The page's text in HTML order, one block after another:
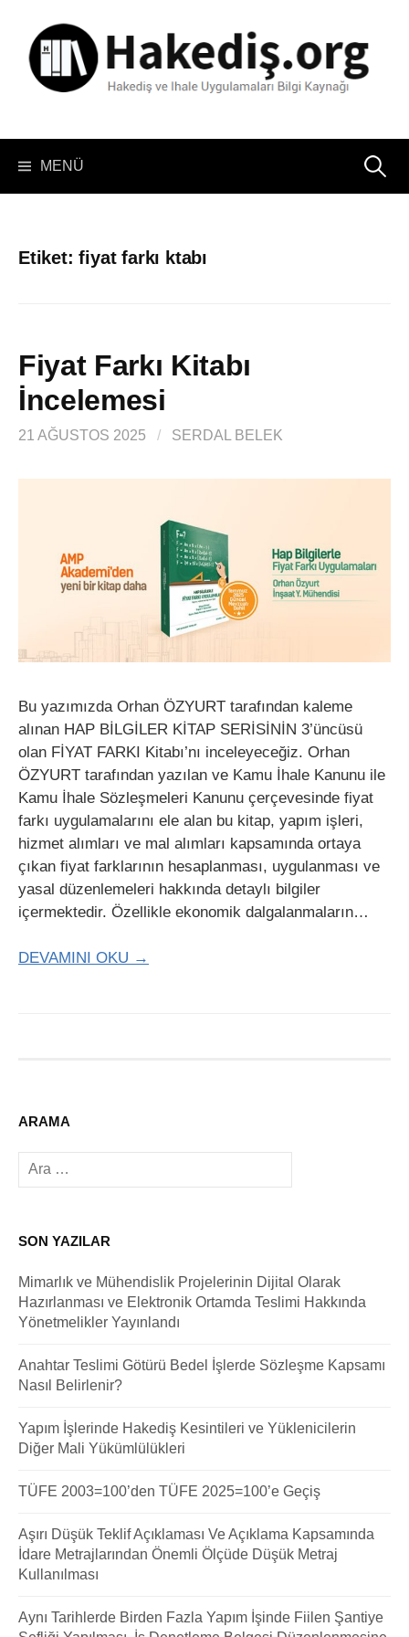
MENÜ Arama:
Etiket:fiyat farkı ktabı
Fiyat Farkı Kitabı
İncelemesi
21 AĞUSTOS 2025 / SERDAL BELEK
Bu yazımızda Orhan ÖZYURT tarafından kaleme
alınan HAP BİLGİLER KİTAP SERİSİNİN 3’üncüsü
olan FİYAT FARKI Kitabı’nı inceleyeceğiz. Orhan
ÖZYURT tarafından yazılan ve Kamu İhale Kanunu ile
Kamu İhale Sözleşmeleri Kanunu çerçevesinde fiyat
farkı uygulamalarını ele alan bu kitap, yapım işleri,
hizmet alımları ve mal alımları kapsamında ortaya
çıkan fiyat farklarının hesaplanması, uygulanması ve
yasal düzenlemeleri hakkında detaylı bilgiler
içermektedir. Özellikle ekonomik dalgalanmaların…
DEVAMINI OKU →
ARAMA
Arama:
SON YAZILAR
Mimarlık ve Mühendislik Projelerinin Dijital Olarak
Hazırlanması ve Elektronik Ortamda Teslimi Hakkında
Yönetmelikler Yayınlandı
Anahtar Teslimi Götürü Bedel İşlerde Sözleşme Kapsamı
Nasıl Belirlenir?
Yapım İşlerinde Hakediş Kesintileri ve Yüklenicilerin
Diğer Mali Yükümlülükleri
TÜFE 2003=100’den TÜFE 2025=100’e Geçiş
Aşırı Düşük Teklif Açıklaması Ve Açıklama Kapsamında
İdare Metrajlarından Önemli Ölçüde Düşük Metraj
Kullanılması
Aynı Tarihlerde Birden Fazla Yapım İşinde Fiilen Şantiye